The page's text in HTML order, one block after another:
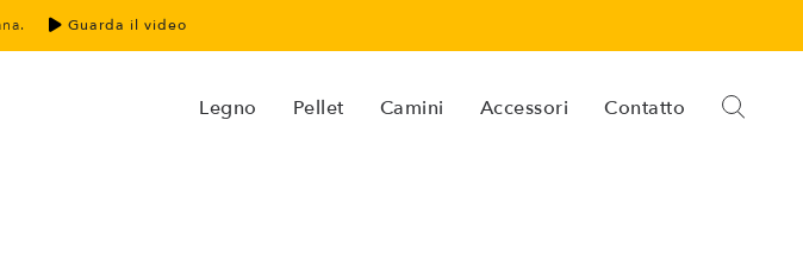
Guarda il video
Legno Pellet Camini Accessori Contatto